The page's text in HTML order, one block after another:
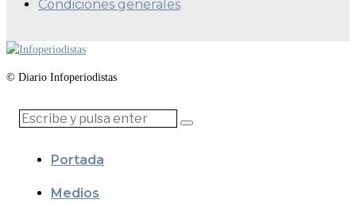
Condiciones generales
© Diario Infoperiodistas
Portada
Medios